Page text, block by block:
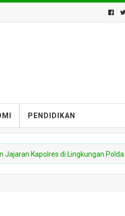
PENDIDIKAN
di Lingkungan Polda Kalbar